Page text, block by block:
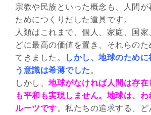
宗教や民族といった概念も、人間
ためにつくりだした道具です。
人類はこれまで、個人、家庭、国
どに最高の価値を置き、それらのた
てきました。
しかし、地球のため
う意識は希薄でした 。
しかし、 地球がなければ人間は存在
も平和も実現しません。地球は、
ルーツです。私たちの追求する、